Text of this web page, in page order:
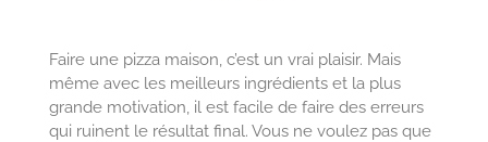
Faire une pizza maison, c’est un vrai plaisir. Mais
même avec les meilleurs ingrédients et la plus
grande motivation, il est facile de faire des erreurs
qui ruinent le résultat final. Vous ne voulez pas que